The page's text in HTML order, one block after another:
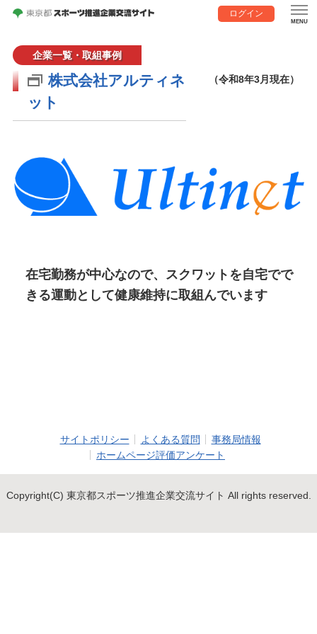
ログイン
企業一覧・取組事例
株式会社アルティネ
ット
（令和8年3月現在）
在宅勤務が中心なので、スクワットを自宅でで
きる運動として健康維持に取組んでいます
サイトポリシー よくある質問
事務局情報
ホームページ評価アンケート
Copyright(C) 東京都スポーツ推進企業交流サイト All rights reserved.